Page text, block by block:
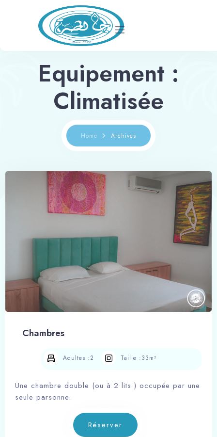
Evénements
Restaurant et Lounge
Actualités
Réserver
Equipement :
Climatisée
Home Archives
Chambres
Une chambre double (ou à 2 lits ) occupée par une
seule parsonne.
Adultes :2 Taille :33m²
Réserver